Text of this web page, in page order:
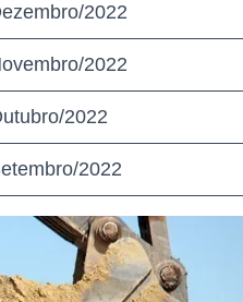
2022
2022
2022
2022